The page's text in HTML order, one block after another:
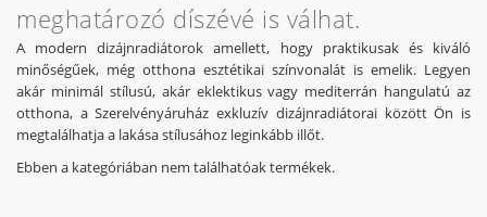
meghatározó díszévé is válhat.
A modern dizájnradiátorok amellett, hogy praktikusak és kiváló
minőségűek, még otthona esztétikai színvonalát is emelik. Legyen
akár minimál stílusú, akár eklektikus vagy mediterrán hangulatú az
otthona, a Szerelvényáruház exkluzív dizájnradiátorai között Ön is
megtalálhatja a lakása stílusához leginkább illőt.
Ebben a kategóriában nem találhatóak termékek.